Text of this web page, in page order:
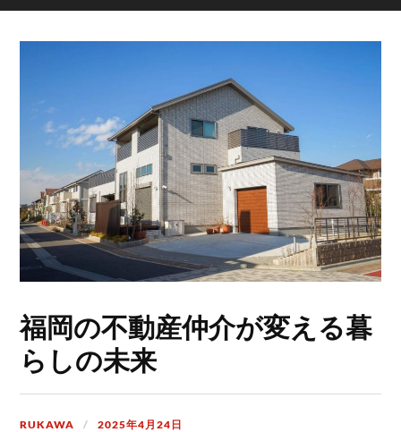
福岡の不動産仲介が変える暮
らしの未来
RUKAWA 2025年4月24日